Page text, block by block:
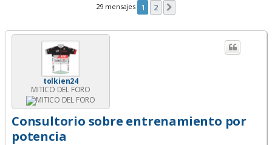
29 mensajes 1 2
tolkien24
MITICO DEL FORO
Consultorio sobre entrenamiento por
potencia